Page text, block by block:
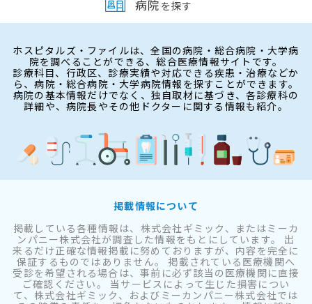
病院 を探す
ホスピタルズ・ファイルは、全国の病院・総合病院・大学病
院を調べることができる、総合医療情報サイトです。
診療科目、行政区、診療実績や対応できる疾患・治療などか
ら、病院・総合病院・大学病院情報を探すことができます。
病院の基本情報だけでなく、独自取材に基づき、各診療科の
詳細や、病院長やその他ドクターに関する情報も紹介。
掲載情報について
掲載している各種情報は、株式会社ギミック、またはミーカ
ンパニー株式会社が調査した情報をもとにしています。 出
来るだけ正確な情報掲載に努めておりますが、内容を完全に
保証するものではありません。 掲載されている医療機関へ
受診を希望される場合は、事前に必ず該当の医療機関に直接
ご確認ください。 当サービスによって生じた損害につい
て、株式会社ギミック、およびミーカンパニー株式会社では